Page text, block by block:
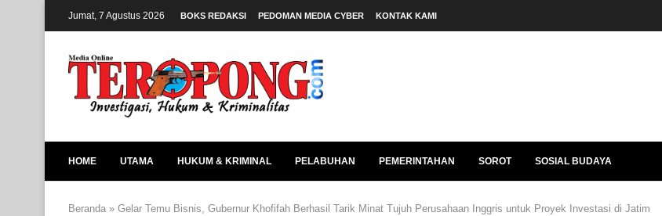
Jumat, 7 Agustus 2026 BOKS REDAKSI PEDOMAN MEDIA CYBER KONTAK KAMI
HOME UTAMA HUKUM & KRIMINAL PELABUHAN PEMERINTAHAN SOROT SOSIAL BUDAYA
Beranda » Gelar Temu Bisnis, Gubernur Khofifah Berhasil Tarik Minat Tujuh Perusahaan Inggris untuk Proyek Investasi di Jatim